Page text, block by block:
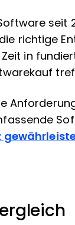
seit
richtige
in